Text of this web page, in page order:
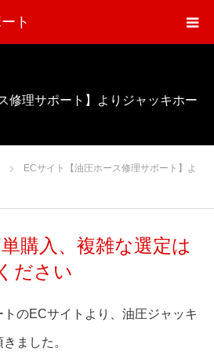
ト
修理サポート】よりジャッキホー
ECサイト【油圧ホース修理サポート】よ
購入、複雑な選定は
ださい
のECサイトより、油圧ジャッキ
ました。